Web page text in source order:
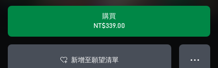
購買
NT$339.00
新增至願望清單 ● ● ●